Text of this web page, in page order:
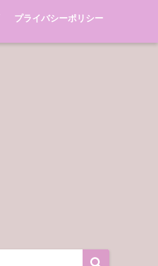
プライバシーポリシー